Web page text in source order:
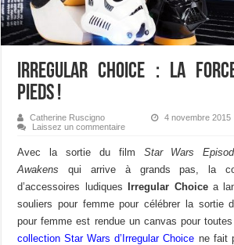
Irregular Choice : La
pieds !
Catherine Ruscigno 4 novembre 2015
Laissez un commentaire
Avec la sortie du film Star Wars
Awakensqui arrive à grands pas, la
d’accessoires ludiques
Irregular Choicea
souliers pour femme pour célébrer la sortie
pour femme est rendue un canvas pour
collection Star Wars d’Irregular Choice ne fait